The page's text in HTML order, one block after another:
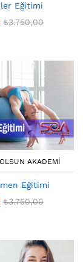
Eğitimi
₺3.750,00
AKADEMI
Eğitimi
₺3.750,00